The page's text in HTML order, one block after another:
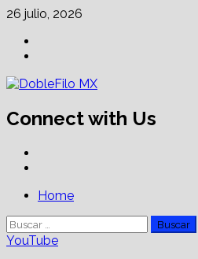
Skip
content
26 julio, 2026
Connect with Us
PrimaryHome
Buscar:
YouTube